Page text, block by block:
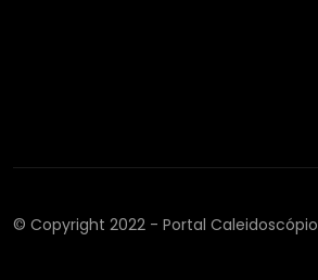
© Copyright 2022 - Portal Caleidoscópio